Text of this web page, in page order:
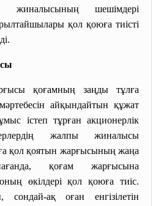
жиналысының шешімдері
қол қоюға тиісті
қоғамның заңды тұлға
айқындайтын құжат
iстеп тұрған акционерлiк
жалпы жиналысы
қол қоятын жарғысының жаңа
қоғам жарғысына
өкiлдерi қол қоюға тиiс.
сондай-ақ оған енгiзiлетiн